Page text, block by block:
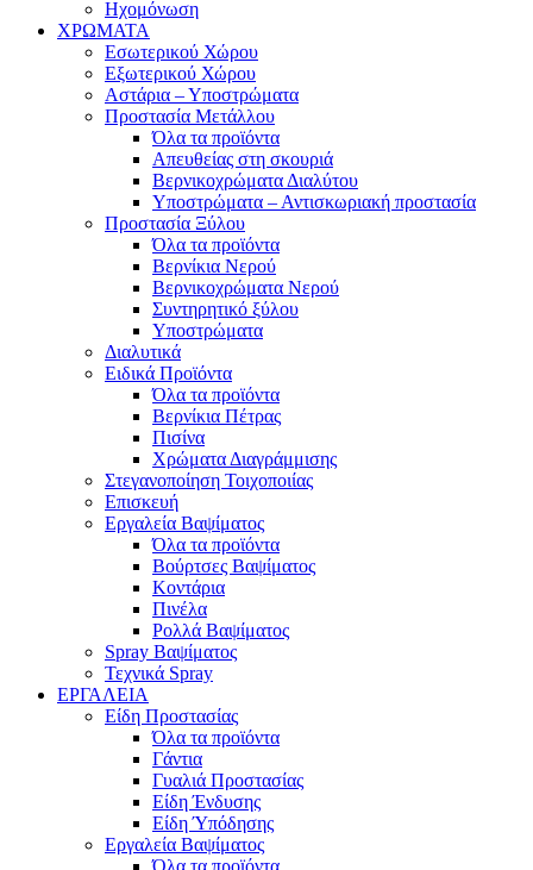
Ηχομόνωση
ΧΡΩΜΑΤΑ
Εσωτερικού Χώρου
Εξωτερικού Χώρου
Αστάρια – Υποστρώματα
Προστασία Μετάλλου
Όλα τα προϊόντα
Απευθείας στη σκουριά
Βερνικοχρώματα Διαλύτου
Υποστρώματα – Αντισκωριακή προστασία
Προστασία Ξύλου
Όλα τα προϊόντα
Βερνίκια Νερού
Βερνικοχρώματα Νερού
Συντηρητικό ξύλου
Υποστρώματα
Διαλυτικά
Ειδικά Προϊόντα
Όλα τα προϊόντα
Βερνίκια Πέτρας
Πισίνα
Χρώματα Διαγράμμισης
Στεγανοποίηση Τοιχοποιίας
Επισκευή
Εργαλεία Βαψίματος
Όλα τα προϊόντα
Βούρτσες Βαψίματος
Κοντάρια
Πινέλα
Ρολλά Βαψίματος
Spray Βαψίματος
Τεχνικά Spray
ΕΡΓΑΛΕΙΑ
Είδη Προστασίας
Όλα τα προϊόντα
Γάντια
Γυαλιά Προστασίας
Είδη Ένδυσης
Είδη Ύπόδησης
Εργαλεία Βαψίματος
Όλα τα προϊόντα